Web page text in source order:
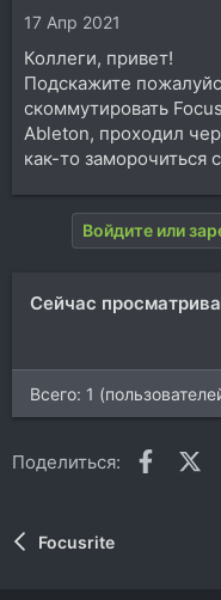
ы
л
а
17 Апр 2021
Коллеги, привет!
Подскажите
скоммутировать
Ableton, проходил
как-то
Войдите или
Сейчас
Всего: 1
Поделиться:
Focusrite